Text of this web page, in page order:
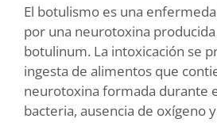
El botulismo es una
por una neurotoxina
botulinum. La intoxicación se
ingesta de alimentos que
neurotoxina formada durante
bacteria, ausencia de oxígeno